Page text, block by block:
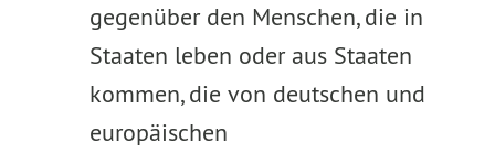
gegenüber den Menschen, die in
Staaten leben oder aus Staaten
kommen, die von deutschen und
europäischen